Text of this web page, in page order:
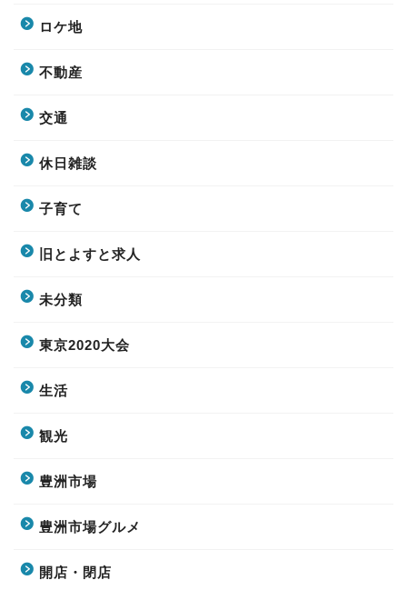
ロケ地
不動産
交通
休日雑談
子育て
旧とよすと求人
未分類
東京2020大会
生活
観光
豊洲市場
豊洲市場グルメ
開店・閉店